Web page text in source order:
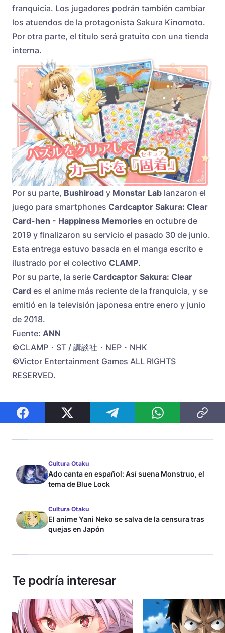
franquicia. Los jugadores podrán también cambiar
los atuendos de la protagonista Sakura Kinomoto.
Por otra parte, el título será gratuito con una tienda
interna.
Por su parte, Bushiroad y Monstar Lab lanzaron el
juego para smartphones Cardcaptor Sakura: Clear
Card-hen - Happiness Memories en octubre de
2019 y finalizaron su servicio el pasado 30 de junio.
Esta entrega estuvo basada en el manga escrito e
ilustrado por el colectivo CLAMP.
Por su parte, la serie Cardcaptor Sakura: Clear
Card es el anime más reciente de la franquicia, y se
emitió en la televisión japonesa entre enero y junio
de 2018.
Fuente: ANN
©CLAMP・ST / 講談社・NEP・NHK
©Victor Entertainment Games ALL RIGHTS
RESERVED.
Cultura Otaku
Ado canta en español: Así suena Monstruo, el
tema de Blue Lock
Cultura Otaku
El anime Yani Neko se salva de la censura tras
quejas en Japón
Te podría interesar